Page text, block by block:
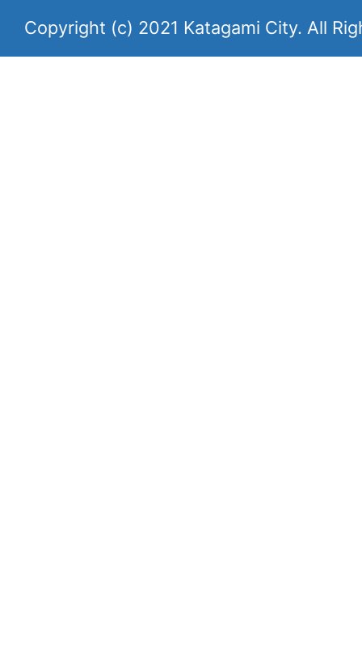
Copyright (c) 2021 Katagami City. All